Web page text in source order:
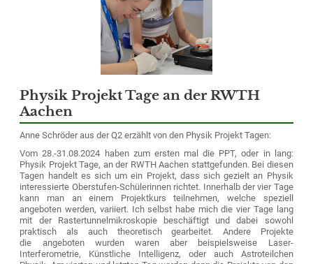
Physik Projekt Tage an der RWTH
Aachen
Anne Schröder aus der Q2 erzählt von den Physik Projekt Tagen:
Vom 28.-31.08.2024 haben zum ersten mal die PPT, oder in lang:
Physik Projekt Tage, an der RWTH Aachen stattgefunden. Bei diesen
Tagen handelt es sich um ein Projekt, dass sich gezielt an Physik
interessierte Oberstufen-Schülerinnen richtet. Innerhalb der vier Tage
kann man an einem Projektkurs teilnehmen, welche speziell
angeboten werden, variiert. Ich selbst habe mich die vier Tage lang
mit der Rastertunnelmikroskopie beschäftigt und dabei sowohl
praktisch als auch theoretisch gearbeitet. Andere Projekte
die angeboten wurden waren aber beispielsweise Laser-
Interferometrie, Künstliche Intelligenz, oder auch Astroteilchen